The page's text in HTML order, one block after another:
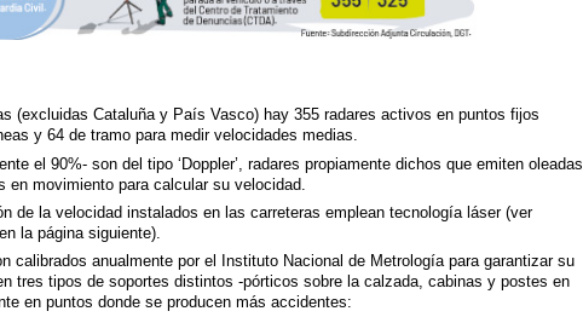
(excluidas Cataluña y País Vasco) hay 355 radares activos en puntos fijos
y 64 de tramo para medir velocidades medias.
el 90%- son del tipo ‘Doppler’, radares propiamente dichos que emiten oleadas
movimiento para calcular su velocidad.
de la velocidad instalados en las carreteras emplean tecnología láser (ver
la página siguiente).
calibrados anualmente por el Instituto Nacional de Metrología para garantizar su
tres tipos de soportes distintos -pórticos sobre la calzada, cabinas y postes en
en puntos donde se producen más accidentes: